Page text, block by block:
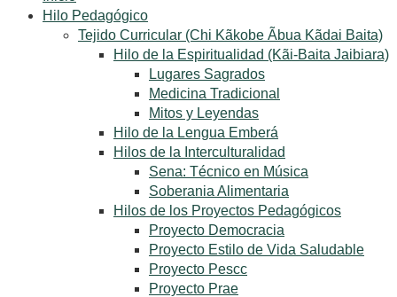
Hilo Pedagógico
Tejido Curricular (Chi Kãkobe Ãbua Kãdai Baita)
Hilo de la Espiritualidad (Kãi-Baita Jaibiara)
Lugares Sagrados
Medicina Tradicional
Mitos y Leyendas
Hilo de la Lengua Emberá
Hilos de la Interculturalidad
Sena: Técnico en Música
Soberania Alimentaria
Hilos de los Proyectos Pedagógicos
Proyecto Democracia
Proyecto Estilo de Vida Saludable
Proyecto Pescc
Proyecto Prae